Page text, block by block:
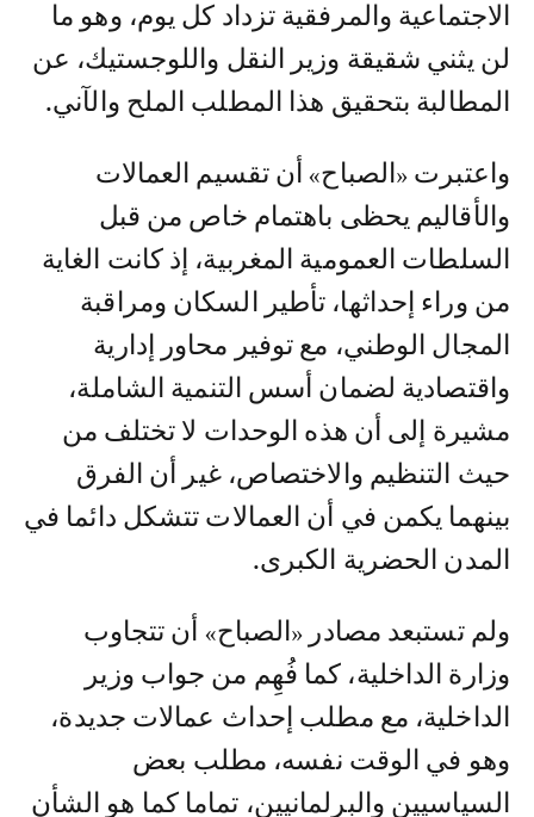
الاجتماعية والمرفقية تزداد كل يوم، وهو ما
لن يثني شقيقة وزير النقل واللوجستيك، عن
المطالبة بتحقيق هذا المطلب الملح والآني.
واعتبرت «الصباح» أن تقسيم العمالات
والأقاليم يحظى باهتمام خاص من قبل
السلطات العمومية المغربية، إذ كانت الغاية
من وراء إحداثها، تأطير السكان ومراقبة
المجال الوطني، مع توفير محاور إدارية
واقتصادية لضمان أسس التنمية الشاملة،
مشيرة إلى أن هذه الوحدات لا تختلف من
حيث التنظيم والاختصاص، غير أن الفرق
بينهما يكمن في أن العمالات تتشكل دائما في
المدن الحضرية الكبرى.
ولم تستبعد مصادر «الصباح» أن تتجاوب
وزارة الداخلية، كما فُهِم من جواب وزير
الداخلية، مع مطلب إحداث عمالات جديدة،
وهو في الوقت نفسه، مطلب بعض
السياسيين والبرلمانيين، تماما كما هو الشأن